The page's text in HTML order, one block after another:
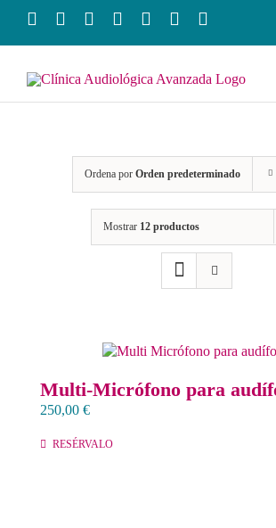
contenido
Productos
Ordena por Orden predeterminado
Mostrar 12 productos
Multi-Micrófono para
250,00 €
RESÉRVALO